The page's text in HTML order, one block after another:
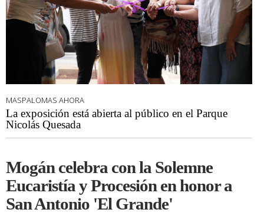
MASPALOMAS AHORA
La exposición está abierta al público en el Parque
Nicolás Quesada
Mogán celebra con la Solemne
Eucaristía y Procesión en honor a
San Antonio 'El Grande'